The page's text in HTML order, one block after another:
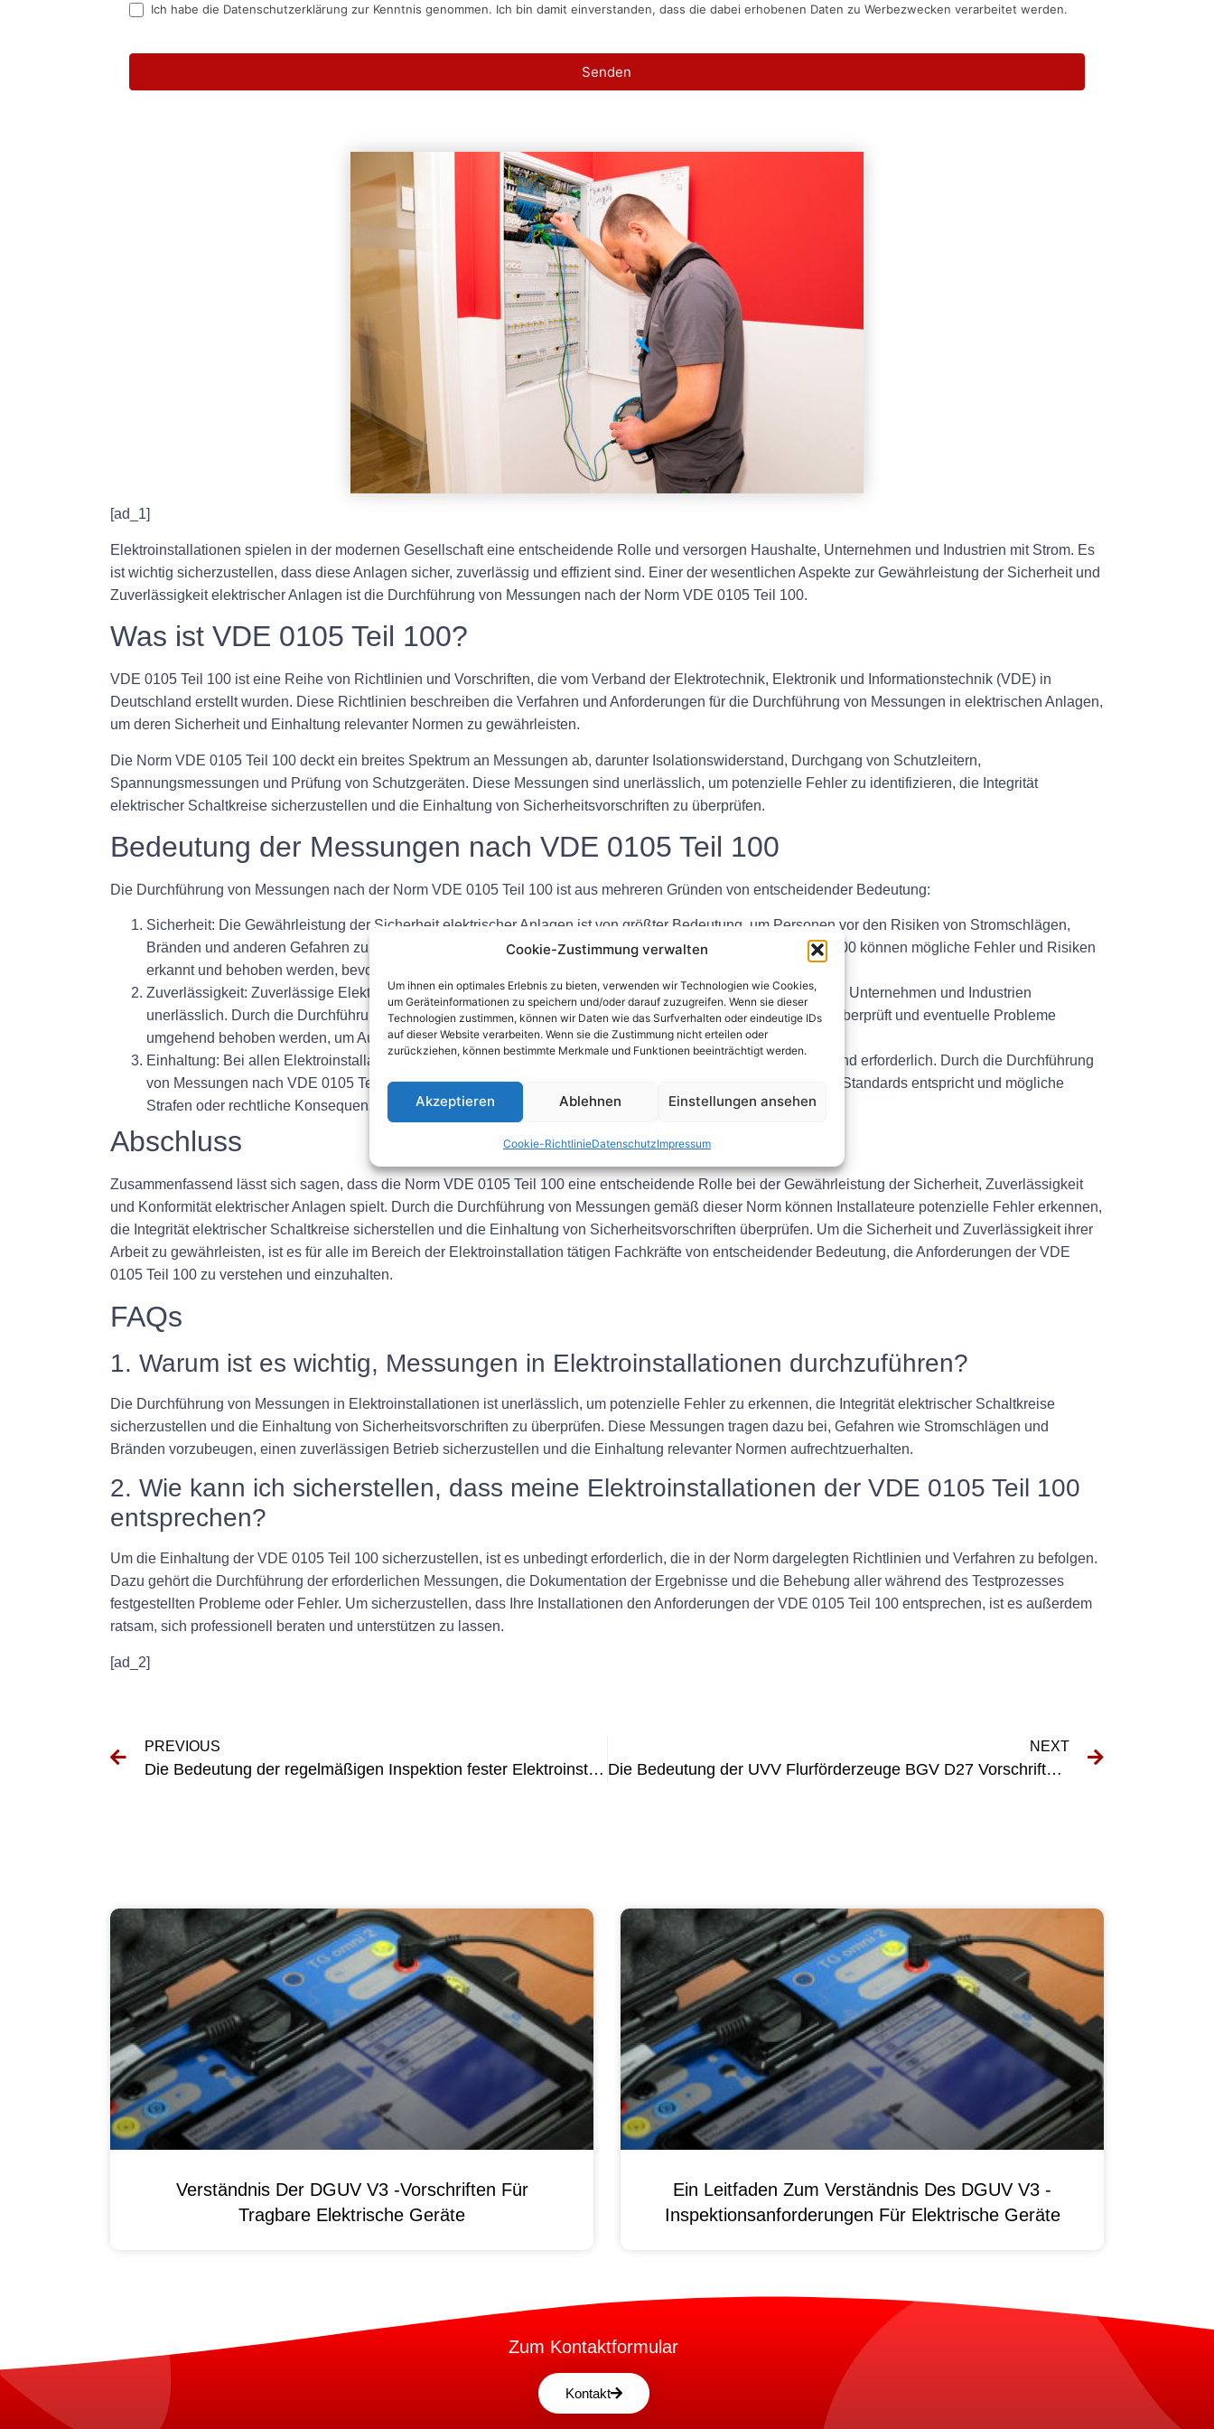
Cookie-Zustimmung verwalten
Um ihnen ein optimales Erlebnis zu bieten, verwenden wir Technologien wie Cookies,
um Geräteinformationen zu speichern und/oder darauf zuzugreifen. Wenn sie dieser
Technologien zustimmen, können wir Daten wie das Surfverhalten oder eindeutige IDs
auf dieser Website verarbeiten. Wenn sie die Zustimmung nicht erteilen oder
zurückziehen, können bestimmte Merkmale und Funktionen beeinträchtigt werden.
Akzeptieren Ablehnen Einstellungen ansehen
Cookie-RichtlinieDatenschutzImpressum
Ich habe die Datenschutzerklärung zur Kenntnis genommen. Ich bin damit einverstanden, dass die dabei erhobenen Daten zu Werbezwecken verarbeitet werden.
Senden
[ad_1]
Elektroinstallationen spielen in der modernen Gesellschaft eine entscheidende Rolle und versorgen Haushalte, Unternehmen und Industrien mit Strom. Es
ist wichtig sicherzustellen, dass diese Anlagen sicher, zuverlässig und effizient sind. Einer der wesentlichen Aspekte zur Gewährleistung der Sicherheit und
Zuverlässigkeit elektrischer Anlagen ist die Durchführung von Messungen nach der Norm VDE 0105 Teil 100.
Was ist VDE 0105 Teil 100?
VDE 0105 Teil 100 ist eine Reihe von Richtlinien und Vorschriften, die vom Verband der Elektrotechnik, Elektronik und Informationstechnik (VDE) in
Deutschland erstellt wurden. Diese Richtlinien beschreiben die Verfahren und Anforderungen für die Durchführung von Messungen in elektrischen Anlagen,
um deren Sicherheit und Einhaltung relevanter Normen zu gewährleisten.
Die Norm VDE 0105 Teil 100 deckt ein breites Spektrum an Messungen ab, darunter Isolationswiderstand, Durchgang von Schutzleitern,
Spannungsmessungen und Prüfung von Schutzgeräten. Diese Messungen sind unerlässlich, um potenzielle Fehler zu identifizieren, die Integrität
elektrischer Schaltkreise sicherzustellen und die Einhaltung von Sicherheitsvorschriften zu überprüfen.
Bedeutung der Messungen nach VDE 0105 Teil 100
Die Durchführung von Messungen nach der Norm VDE 0105 Teil 100 ist aus mehreren Gründen von entscheidender Bedeutung:
Sicherheit: Die Gewährleistung der Sicherheit elektrischer Anlagen ist von größter Bedeutung, um Personen vor den Risiken von Stromschlägen,
Bränden und anderen Gefahren zu schützen. Durch die Durchführung von Messungen nach VDE 0105 Teil 100 können mögliche Fehler und Risiken
erkannt und behoben werden, bevor sie einen Schaden verursachen.
Zuverlässigkeit: Zuverlässige Elektroinstallationen sind für den unterbrechungsfreien Betrieb von Haushalten, Unternehmen und Industrien
unerlässlich. Durch die Durchführung regelmäßiger Messungen kann die Integrität elektrischer Schaltkreise überprüft und eventuelle Probleme
umgehend behoben werden, um Ausfallzeiten und Störungen zu vermeiden.
Einhaltung: Bei allen Elektroinstallationen ist die Einhaltung von Sicherheitsvorschriften und -normen zwingend erforderlich. Durch die Durchführung
von Messungen nach VDE 0105 Teil 100 können Installateure sicherstellen, dass ihre Arbeit den geforderten Standards entspricht und mögliche
Strafen oder rechtliche Konsequenzen vermeiden.
Abschluss
Zusammenfassend lässt sich sagen, dass die Norm VDE 0105 Teil 100 eine entscheidende Rolle bei der Gewährleistung der Sicherheit, Zuverlässigkeit
und Konformität elektrischer Anlagen spielt. Durch die Durchführung von Messungen gemäß dieser Norm können Installateure potenzielle Fehler erkennen,
die Integrität elektrischer Schaltkreise sicherstellen und die Einhaltung von Sicherheitsvorschriften überprüfen. Um die Sicherheit und Zuverlässigkeit ihrer
Arbeit zu gewährleisten, ist es für alle im Bereich der Elektroinstallation tätigen Fachkräfte von entscheidender Bedeutung, die Anforderungen der VDE
0105 Teil 100 zu verstehen und einzuhalten.
FAQs
1. Warum ist es wichtig, Messungen in Elektroinstallationen durchzuführen?
Die Durchführung von Messungen in Elektroinstallationen ist unerlässlich, um potenzielle Fehler zu erkennen, die Integrität elektrischer Schaltkreise
sicherzustellen und die Einhaltung von Sicherheitsvorschriften zu überprüfen. Diese Messungen tragen dazu bei, Gefahren wie Stromschlägen und
Bränden vorzubeugen, einen zuverlässigen Betrieb sicherzustellen und die Einhaltung relevanter Normen aufrechtzuerhalten.
2. Wie kann ich sicherstellen, dass meine Elektroinstallationen der VDE 0105 Teil 100
entsprechen?
Um die Einhaltung der VDE 0105 Teil 100 sicherzustellen, ist es unbedingt erforderlich, die in der Norm dargelegten Richtlinien und Verfahren zu befolgen.
Dazu gehört die Durchführung der erforderlichen Messungen, die Dokumentation der Ergebnisse und die Behebung aller während des Testprozesses
festgestellten Probleme oder Fehler. Um sicherzustellen, dass Ihre Installationen den Anforderungen der VDE 0105 Teil 100 entsprechen, ist es außerdem
ratsam, sich professionell beraten und unterstützen zu lassen.
[ad_2]
PREVIOUS
Die Bedeutung der regelmäßigen Inspektion fester Elektroinstallationen
NEXT
Die Bedeutung der UVV Flurförderzeuge BGV D27 Vorschriften am Arbeitsplatz verstehen
Verständnis Der DGUV V3 -Vorschriften Für
Tragbare Elektrische Geräte
Ein Leitfaden Zum Verständnis Des DGUV V3 -
Inspektionsanforderungen Für Elektrische Geräte
Zum Kontaktformular
Kontakt